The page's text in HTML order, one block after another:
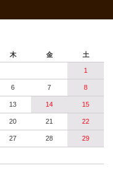
木 金 土
1
6 7 8
13 14 15
20 21 22
27 28 29